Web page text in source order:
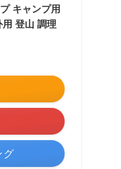
キャンプ用
登山 調理
グ